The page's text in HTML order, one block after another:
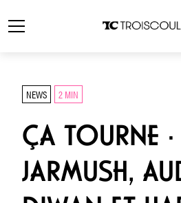
NEWS 2 MIN
ÇA TOURNE
JARMUSH,